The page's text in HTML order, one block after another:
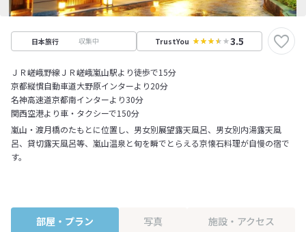
日本旅行 収集中 TrustYou 3.5
ＪＲ嵯峨野線ＪＲ嵯峨嵐山駅より徒歩で15分
京都縦慣自動車道大野原インターより20分
名神高速道京都南インターより30分
関西空港より車・タクシーで150分
嵐山・渡月橋のたもとに位置し、男女別展望露天風呂、男女別内湯露天風
呂、貸切露天風呂等、嵐山温泉と旬を瞬でとらえる京懐石料理が自慢の宿で
す。
部屋・プラン 写真 施設・アクセス